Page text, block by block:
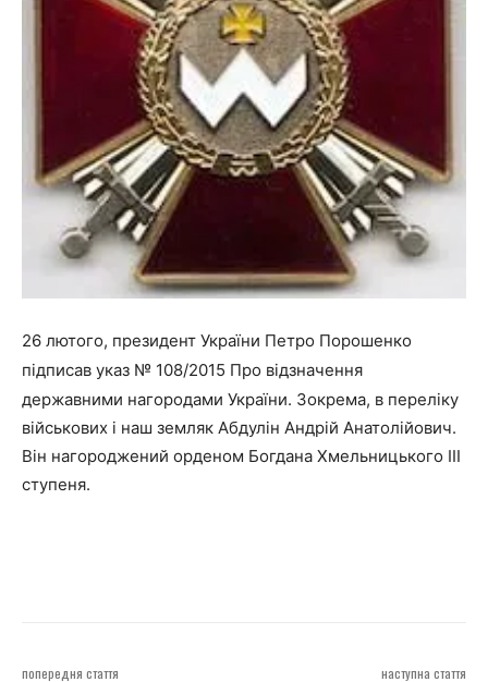
26 лютого, президент України Петро Порошенко
підписав указ № 108/2015 Про відзначення
державними нагородами України. Зокрема, в переліку
військових і наш земляк Абдулін Андрій Анатолійович.
Він нагороджений орденом Богдана Хмельницького ІІІ
ступеня.
попередня стаття наступна стаття